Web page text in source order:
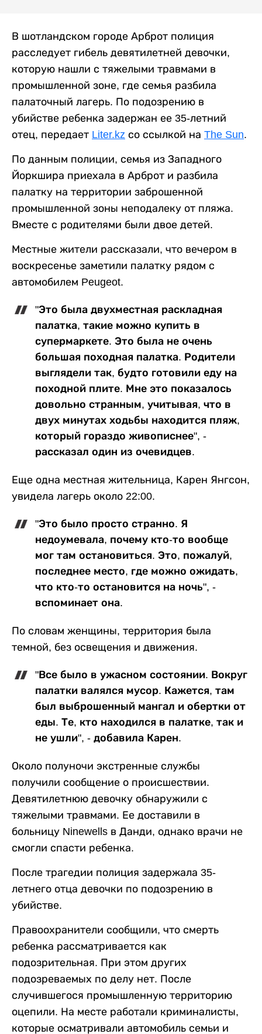
В шотландском городе Арброт полиция
расследует гибель девятилетней девочки,
которую нашли с тяжелыми травмами в
промышленной зоне, где семья разбила
палаточный лагерь. По подозрению в
убийстве ребенка задержан ее 35-летний
отец, передает Liter.kz со ссылкой на The Sun.
По данным полиции, семья из Западного
Йоркшира приехала в Арброт и разбила
палатку на территории заброшенной
промышленной зоны неподалеку от пляжа.
Вместе с родителями были двое детей.
Местные жители рассказали, что вечером в
воскресенье заметили палатку рядом с
автомобилем Peugeot.
"Это была двухместная раскладная
палатка, такие можно купить в
супермаркете. Это была не очень
большая походная палатка. Родители
выглядели так, будто готовили еду на
походной плите. Мне это показалось
довольно странным, учитывая, что в
двух минутах ходьбы находится пляж,
который гораздо живописнее", -
рассказал один из очевидцев.
Еще одна местная жительница, Карен Янгсон,
увидела лагерь около 22:00.
"Это было просто странно. Я
недоумевала, почему кто-то вообще
мог там остановиться. Это, пожалуй,
последнее место, где можно ожидать,
что кто-то остановится на ночь", -
вспоминает она.
По словам женщины, территория была
темной, без освещения и движения.
"Все было в ужасном состоянии. Вокруг
палатки валялся мусор. Кажется, там
был выброшенный мангал и обертки от
еды. Те, кто находился в палатке, так и
не ушли", - добавила Карен.
Около полуночи экстренные службы
получили сообщение о происшествии.
Девятилетнюю девочку обнаружили с
тяжелыми травмами. Ее доставили в
больницу Ninewells в Данди, однако врачи не
смогли спасти ребенка.
После трагедии полиция задержала 35-
летнего отца девочки по подозрению в
убийстве.
Правоохранители сообщили, что смерть
ребенка рассматривается как
подозрительная. При этом других
подозреваемых по делу нет. После
случившегося промышленную территорию
оцепили. На месте работали криминалисты,
которые осматривали автомобиль семьи и